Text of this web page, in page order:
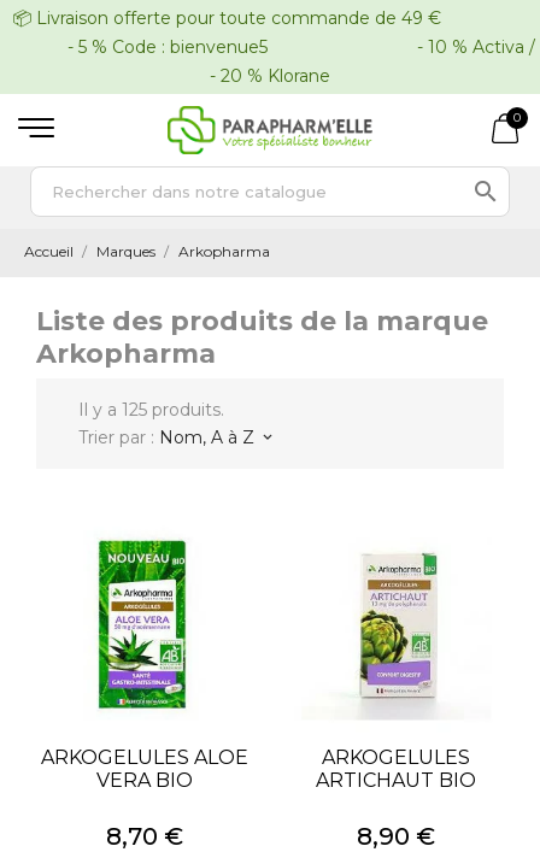
📦 Livraison offerte pour toute commande de 49 €
- 5 % Code : bienvenue5 - 10 % Activa /
- 20 % Klorane
0

Accueil Marques Arkopharma
Liste des produits de la marque
Arkopharma
Il y a 125 produits.
Trier par : Nom, A à Z keyboard_arrow_down
ARKOGELULES ALOE
VERA BIO
Prix
8,70 €
ARKOGELULES
ARTICHAUT BIO
Prix
8,90 €